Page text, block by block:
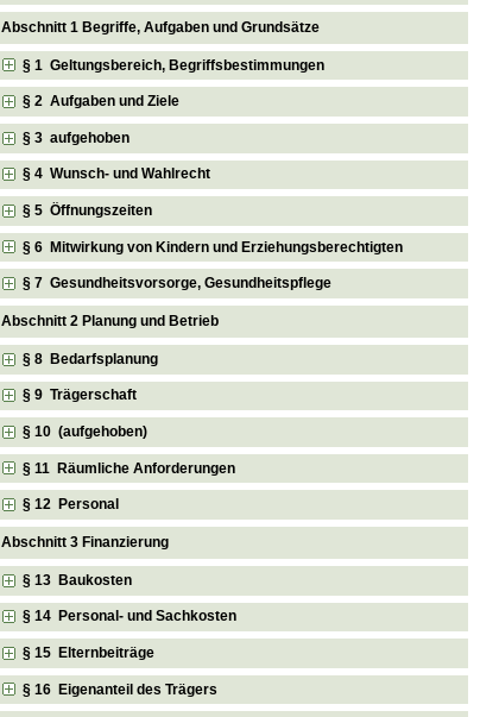
Abschnitt 1 Begriffe, Aufgaben und Grundsätze
§ 1 Geltungsbereich, Begriffsbestimmungen
§ 2 Aufgaben und Ziele
§ 3 aufgehoben
§ 4 Wunsch- und Wahlrecht
§ 5 Öffnungszeiten
§ 6 Mitwirkung von Kindern und Erziehungsberechtigten
§ 7 Gesundheitsvorsorge, Gesundheitspflege
Abschnitt 2 Planung und Betrieb
§ 8 Bedarfsplanung
§ 9 Trägerschaft
§ 10 (aufgehoben)
§ 11 Räumliche Anforderungen
§ 12 Personal
Abschnitt 3 Finanzierung
§ 13 Baukosten
§ 14 Personal- und Sachkosten
§ 15 Elternbeiträge
§ 16 Eigenanteil des Trägers